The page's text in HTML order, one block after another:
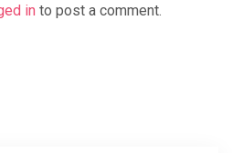
in to post a comment.